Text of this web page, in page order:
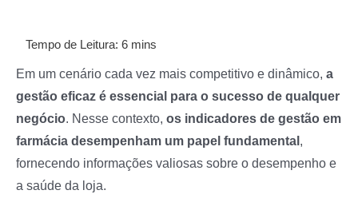
Em um cenário cada vez mais competitivo e dinâmico, a
gestão eficaz é essencial para o sucesso de qualquer
negócio. Nesse contexto, os indicadores de gestão em
farmácia desempenham um papel fundamental,
fornecendo informações valiosas sobre o desempenho e
a saúde da loja.